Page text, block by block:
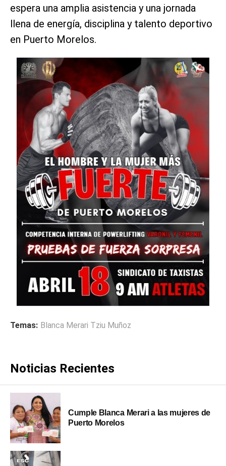
espera una amplia asistencia y una jornada
llena de energía, disciplina y talento deportivo
en Puerto Morelos.
Temas: Blanca Merari Tziu Muñoz
Noticias Recientes
Cumple Blanca Merari a las mujeres de
Puerto Morelos